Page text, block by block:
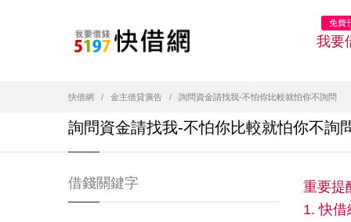
我要
免費
快借網 金主借貸廣告 詢問資金請找我-不怕你比較就怕你不詢問
詢問資金請找我-不怕你比較就怕你不詢
重要提
1. 快
借錢關鍵字